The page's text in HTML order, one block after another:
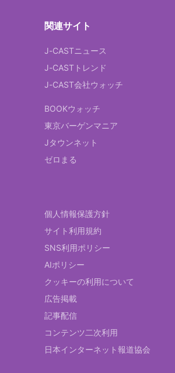
関連サイト
J-CASTニュース
J-CASTトレンド
J-CAST会社ウォッチ
BOOKウォッチ
東京バーゲンマニア
Jタウンネット
ゼロまる
個人情報保護方針
サイト利用規約
SNS利用ポリシー
AIポリシー
クッキーの利用について
広告掲載
記事配信
コンテンツ二次利用
日本インターネット報道協会